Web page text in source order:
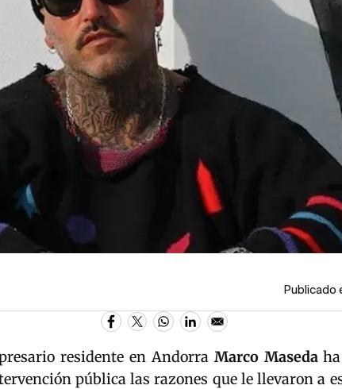
Publicado
residente en Andorra Marco Masedaha
pública las razones que le llevaron a